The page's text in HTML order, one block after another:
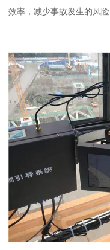
效率，减少事故发生的风